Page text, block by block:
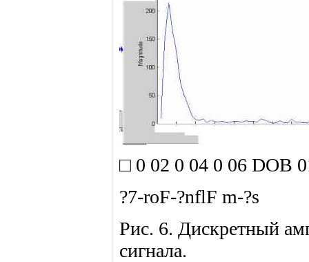
□ 0 02 0 04 0 06 DOB
?7-roF-?nflF m-?s
Рис. 6. Дискретный
сигнала.